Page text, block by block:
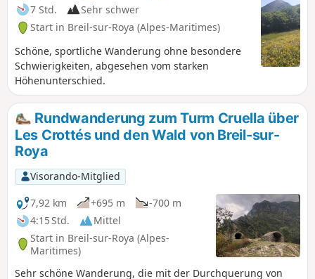
7 Std.
Sehr schwer
Start in Breil-sur-Roya (Alpes-Maritimes)
Schöne, sportliche Wanderung ohne besondere
Schwierigkeiten, abgesehen vom starken
Höhenunterschied.
Rundwanderung zum Turm Cruella über
Les Crottés und den Wald von Breil-sur-
Roya
Visorando-Mitglied
7,92 km
+695 m
-700 m
4:15 Std.
Mittel
Start in Breil-sur-Roya (Alpes-
Maritimes)
Sehr schöne Wanderung, die mit der Durchquerung von